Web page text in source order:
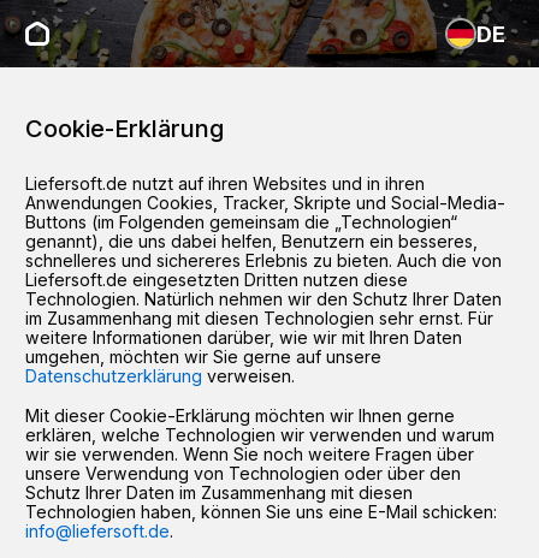
DE
Cookie-Erklärung
Liefersoft.de nutzt auf ihren Websites und in ihren
Anwendungen Cookies, Tracker, Skripte und Social-Media-
Buttons (im Folgenden gemeinsam die „Technologien“
genannt), die uns dabei helfen, Benutzern ein besseres,
schnelleres und sichereres Erlebnis zu bieten. Auch die von
Liefersoft.de eingesetzten Dritten nutzen diese
Technologien. Natürlich nehmen wir den Schutz Ihrer Daten
im Zusammenhang mit diesen Technologien sehr ernst. Für
weitere Informationen darüber, wie wir mit Ihren Daten
umgehen, möchten wir Sie gerne auf unsere
Datenschutzerklärung verweisen.
Mit dieser Cookie-Erklärung möchten wir Ihnen gerne
erklären, welche Technologien wir verwenden und warum
wir sie verwenden. Wenn Sie noch weitere Fragen über
unsere Verwendung von Technologien oder über den
Schutz Ihrer Daten im Zusammenhang mit diesen
Technologien haben, können Sie uns eine E-Mail schicken:
info@liefersoft.de.